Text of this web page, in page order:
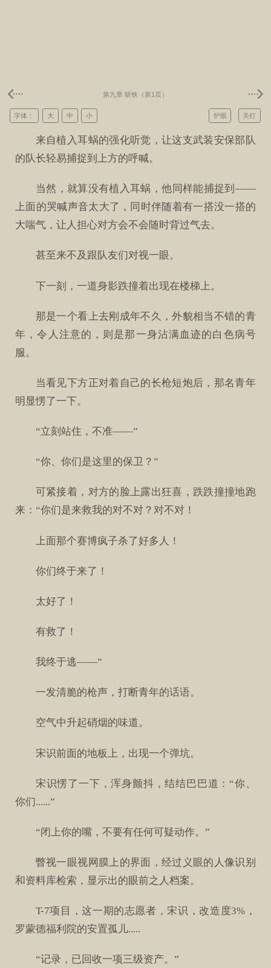
第九章 斩铁（第1页）
关灯
护眼
字体： 大 中 小
来自植入耳蜗的强化听觉，让这支武装安保部队
的队长轻易捕捉到上方的呼喊。
当然，就算没有植入耳蜗，他同样能捕捉到——
上面的哭喊声音太大了，同时伴随着有一搭没一搭的
大喘气，让人担心对方会不会随时背过气去。
甚至来不及跟队友们对视一眼。
下一刻，一道身影跌撞着出现在楼梯上。
那是一个看上去刚成年不久，外貌相当不错的青
年，令人注意的，则是那一身沾满血迹的白色病号
服。
当看见下方正对着自己的长枪短炮后，那名青年
明显愣了一下。
“立刻站住，不准——”
“你、你们是这里的保卫？”
可紧接着，对方的脸上露出狂喜，跌跌撞撞地跑
来：“你们是来救我的对不对？对不对！
上面那个赛博疯子杀了好多人！
你们终于来了！
太好了！
有救了！
我终于逃——”
一发清脆的枪声，打断青年的话语。
空气中升起硝烟的味道。
宋识前面的地板上，出现一个弹坑。
宋识愣了一下，浑身颤抖，结结巴巴道：“你、
你们......”
“闭上你的嘴，不要有任何可疑动作。”
瞥视一眼视网膜上的界面，经过义眼的人像识别
和资料库检索，显示出的眼前之人档案。
T-7项目，这一期的志愿者，宋识，改造度3%，
罗蒙德福利院的安置孤儿.....
“记录，已回收一项三级资产。”